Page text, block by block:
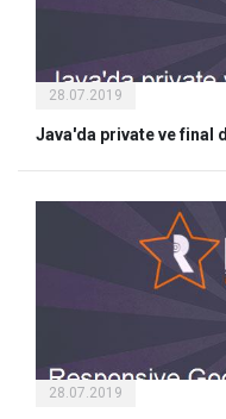
28.07.2019
Java'da private ve final
28.07.2019